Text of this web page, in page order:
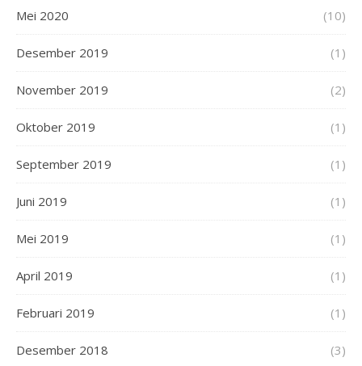
Mei 2020 (10)
Desember 2019 (1)
November 2019 (2)
Oktober 2019 (1)
September 2019 (1)
Juni 2019 (1)
Mei 2019 (1)
April 2019 (1)
Februari 2019 (1)
Desember 2018 (3)